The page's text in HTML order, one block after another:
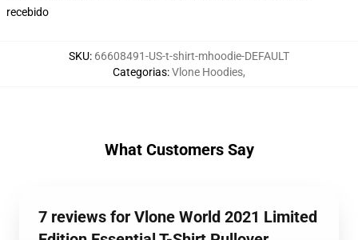
recebido
SKU: 66608491-US-t-shirt-mhoodie-DEFAULT
Categorias:Vlone Hoodies,
What Customers Say
7 reviews for Vlone World 2021 Limited